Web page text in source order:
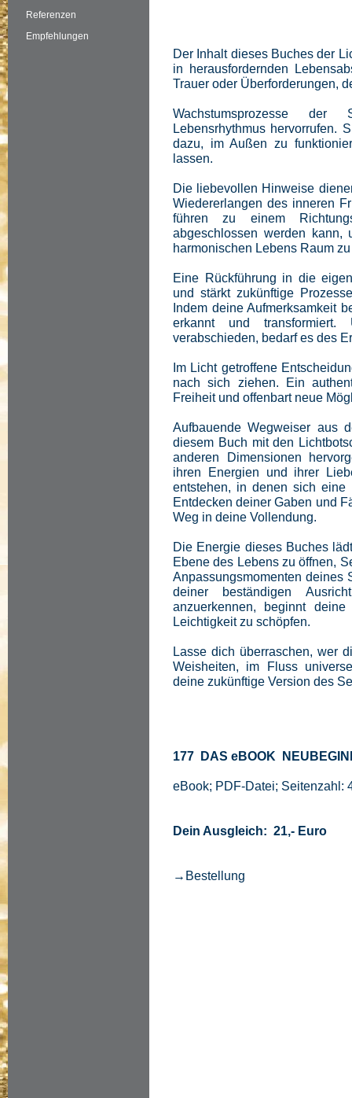
Referenzen
Empfehlungen
Der Inhalt dieses Buches der
in herausfordernden
Trauer oder Überforderungen,
Wachstumsprozesse
Lebensrhythmus hervorrufen.
dazu, im Außen zu
lassen.
Die liebevollen Hinweise
Wiedererlangen des inneren
führen zu einem
abgeschlossen werden
harmonischen Lebens Raum
Eine Rückführung in die
und stärkt zukünftige
Indem deine Aufmerksamkeit
erkannt und
verabschieden, bedarf es des
Im Licht getroffene
nach sich ziehen. Ein
Freiheit und offenbart neue
Aufbauende Wegweiser aus
diesem Buch mit den
anderen Dimensionen
ihren Energien und ihrer
entstehen, in denen sich
Entdecken deiner Gaben und
Weg in deine Vollendung.
Die Energie dieses Buches
Ebene des Lebens zu öffnen,
Anpassungsmomenten deines
deiner beständigen
anzuerkennen, beginnt
Leichtigkeit zu schöpfen.
Lasse dich überraschen, wer
Weisheiten, im Fluss
deine zukünftige Version des
177 DAS eBOOK
eBook; PDF-Datei; Seitenzahl:
Dein Ausgleich: 21,- Euro
→Bestellung